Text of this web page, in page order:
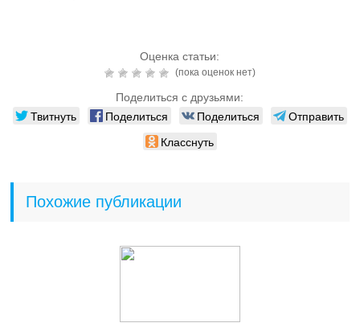
Оценка статьи:
(пока оценок нет)
Поделиться с друзьями:
Твитнуть Поделиться Поделиться
Отправить
Класснуть
Похожие публикации